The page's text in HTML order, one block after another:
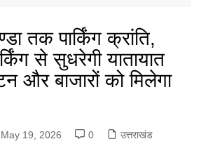
तक पार्किंग क्रांति,
से सुधरेगी यातायात
और बाजारों को मिलेगा
May 19, 2026 0 उत्तराखंड